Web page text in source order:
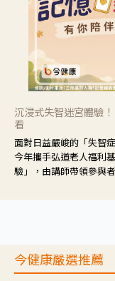
沉浸式失智迷宮體驗
看
面對日益嚴峻的「失智
今年攜手弘道老人福利基金會，推
驗」，由講師帶領參與
今健康嚴選推薦